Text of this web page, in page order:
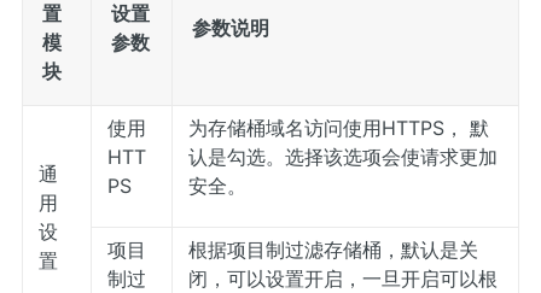
置
模
块
设置
参数
参数说明
通
用
设
置
使用
HTT
PS
为存储桶域名访问使用HTTPS， 默
认是勾选。选择该选项会使请求更加
安全。
项目
制过
根据项目制过滤存储桶，默认是关
闭，可以设置开启，一旦开启可以根